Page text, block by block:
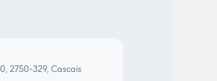
2750-329, Cascais